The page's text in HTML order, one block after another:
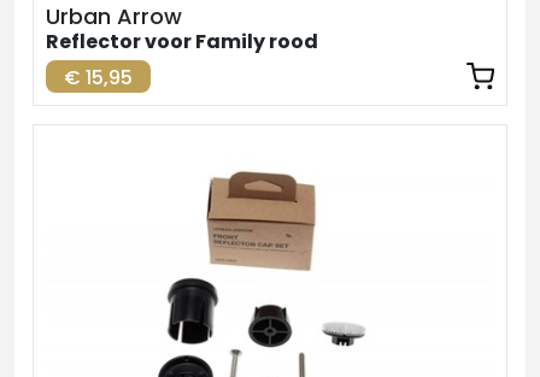
Urban Arrow
Reflector voor Family rood
€ 15,95